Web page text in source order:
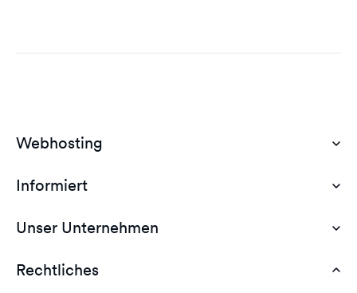
Webhosting
Domain Hosting
Günstiges Webhosting
Informiert
Dokumente
WordPress Tutorial
Unser Unternehmen
AGB
Rechtliches